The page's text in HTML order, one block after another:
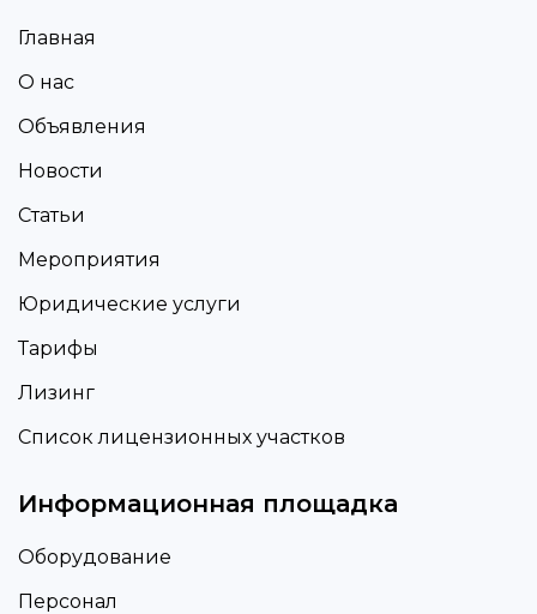
Главная
О нас
Объявления
Новости
Статьи
Мероприятия
Юридические услуги
Тарифы
Лизинг
Список лицензионных участков
Информационная площадка
Оборудование
Персонал